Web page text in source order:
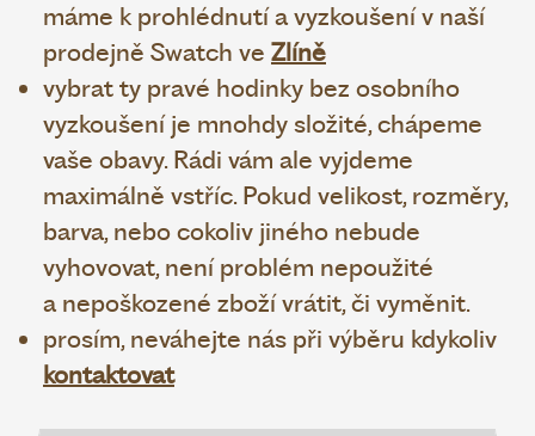
máme k prohlédnutí a vyzkoušení v naší
prodejně Swatch ve Zlíně
vybrat ty pravé hodinky bez osobního
vyzkoušení je mnohdy složité, chápeme
vaše obavy. Rádi vám ale vyjdeme
maximálně vstříc. Pokud velikost, rozměry,
barva, nebo cokoliv jiného nebude
vyhovovat, není problém nepoužité
a nepoškozené zboží vrátit, či vyměnit.
prosím, neváhejte nás při výběru kdykoliv
kontaktovat